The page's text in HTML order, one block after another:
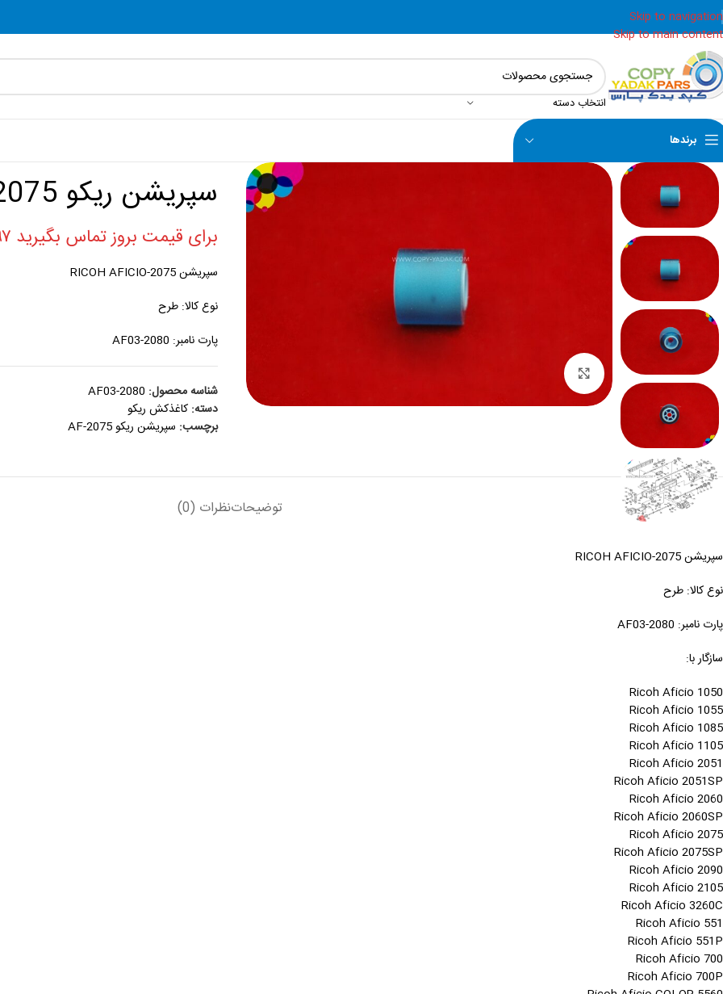
Skip to navigation
Skip to main content
انتخاب دسته
برندها
سپریشن ریکو AF-2075 طرح
برای قیمت بروز تماس بگیرید ۰۲۱۸۸۸۶۰۷۹۷
سپریشن RICOH AFICIO-2075
نوع کالا: طرح
پارت نامبر: AF03-2080
شناسه محصول: AF03-2080
دسته: کاغذکش ريکو
برچسب: سپریشن ریکو AF-2075
توضیحاتنظرات (0)
سپریشن RICOH AFICIO-2075
نوع کالا: طرح
پارت نامبر: AF03-2080
سازگار با:
Ricoh Aficio 1050
Ricoh Aficio 1055
Ricoh Aficio 1085
Ricoh Aficio 1105
Ricoh Aficio 2051
Ricoh Aficio 2051SP
Ricoh Aficio 2060
Ricoh Aficio 2060SP
Ricoh Aficio 2075
Ricoh Aficio 2075SP
Ricoh Aficio 2090
Ricoh Aficio 2105
Ricoh Aficio 3260C
Ricoh Aficio 551
Ricoh Aficio 551P
Ricoh Aficio 700
Ricoh Aficio 700P